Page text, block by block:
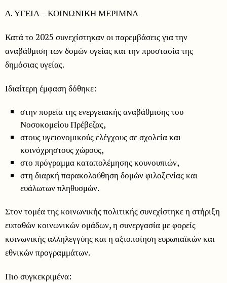
Δ. ΥΓΕΙΑ – ΚΟΙΝΩΝΙΚΗ ΜΕΡΙΜΝΑ
Κατά το 2025 συνεχίστηκαν οι παρεμβάσεις για την
αναβάθμιση των δομών υγείας και την προστασία της
δημόσιας υγείας.
Ιδιαίτερη έμφαση δόθηκε:
στην πορεία της ενεργειακής αναβάθμισης του
Νοσοκομείου Πρέβεζας,
στους υγειονομικούς ελέγχους σε σχολεία και
κοινόχρηστους χώρους,
στο πρόγραμμα καταπολέμησης κουνουπιών,
στη διαρκή παρακολούθηση δομών φιλοξενίας και
ευάλωτων πληθυσμών.
Στον τομέα της κοινωνικής πολιτικής συνεχίστηκε η στήριξη
ευπαθών κοινωνικών ομάδων, η συνεργασία με φορείς
κοινωνικής αλληλεγγύης και η αξιοποίηση ευρωπαϊκών και
εθνικών προγραμμάτων.
Πιο συγκεκριμένα: